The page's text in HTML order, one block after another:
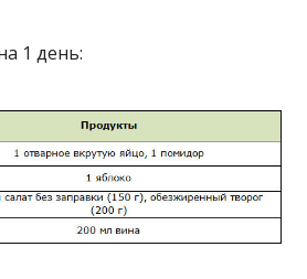
1 день: